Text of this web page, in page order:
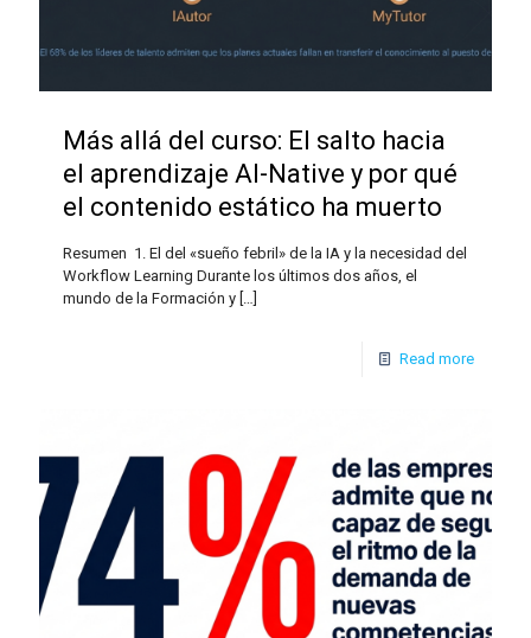
Más allá del curso: El salto hacia
el aprendizaje AI-Native y por qué
el contenido estático ha muerto
Resumen 1. El del «sueño febril» de la IA y la necesidad del
Workflow Learning Durante los últimos dos años, el
mundo de la Formación y […]
Read more